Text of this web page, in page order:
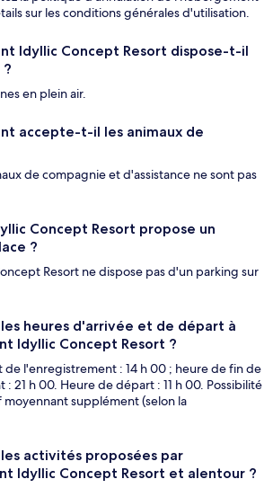
sur les conditions générales d'utilisation.
Idyllic Concept Resort dispose-t-il
en plein air.
accepte-t-il les animaux de
de compagnie et d'assistance ne sont pas
Concept Resort propose un
?
Resort ne dispose pas d'un parking sur
heures d'arrivée et de départ à
Idyllic Concept Resort ?
l'enregistrement : 14 h 00 ; heure de fin de
21 h 00. Heure de départ : 11 h 00. Possibilité
supplément (selon la
activités proposées par
Idyllic Concept Resort et alentour ?